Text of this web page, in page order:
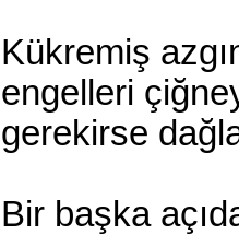
Kükremiş
engelleri
gerekirse
Bir başka